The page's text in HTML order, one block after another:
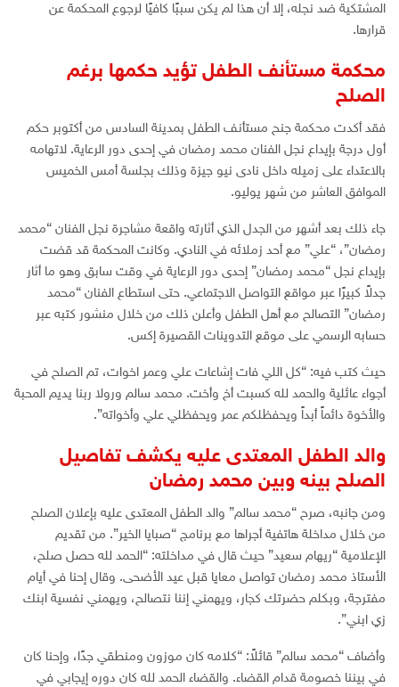
المشتكية ضد نجله، إلا أن هذا لم يكن سببًا كافيًا لرجوع المحكمة عن
قرارها.
محكمة مستأنف الطفل تؤيد حكمها برغم
الصلح
فقد أكدت محكمة جنح مستأنف الطفل بمدينة السادس من أكتوبر حكم
أول درجة بإيداع نجل الفنان محمد رمضان في إحدى دور الرعاية. لاتهامه
بالاعتداء على زميله داخل نادى نيو جيزة وذلك بجلسة أمس الخميس
الموافق العاشر من شهر يوليو.
جاء ذلك بعد أشهر من الجدل الذي أثارته واقعة مشاجرة نجل الفنان “محمد
رمضان”، “علي” مع أحد زملائه في النادي. وكانت المحكمة قد قضت
بإيداع نجل “محمد رمضان” إحدى دور الرعاية في وقت سابق وهو ما أثار
جدلاً كبيرًا عبر مواقع التواصل الاجتماعي. حتى استطاع الفنان “محمد
رمضان” التصالح مع أهل الطفل وأعلن ذلك من خلال منشور كتبه عبر
حسابه الرسمي على موقع التدوينات القصيرة إكس.
حيث كتب فيه: “كل اللي فات إشاعات علي وعمر اخوات، تم الصلح في
أجواء عائلية والحمد لله كسبت أخ وأخت. محمد سالم ورولا ربنا يديم المحبة
والأخوة دائماً أبداً ويحفظلكم عمر ويحفظلي علي وأخواته”.
والد الطفل المعتدى عليه يكشف تفاصيل
الصلح بينه وبين محمد رمضان
ومن جانبه، صرح “محمد سالم” والد الطفل المعتدى عليه بإعلان الصلح
من خلال مداخلة هاتفية أجراها مع برنامج “صبايا الخير”. من تقديم
الإعلامية “ريهام سعيد” حيث قال في مداخلته: “الحمد لله حصل صلح،
الأستاذ محمد رمضان تواصل معايا قبل عيد الأضحى. وقال إحنا في أيام
مفترجة، وبكلم حضرتك كجار، ويهمني إننا نتصالح، ويهمني نفسية ابنك
زي ابني”.
وأضاف “محمد سالم” قائلاً: “كلامه كان موزون ومنطقي جدًا، وإحنا كان
في بيننا خصومة قدام القضاء. والقضاء الحمد لله كان دوره إيجابي في